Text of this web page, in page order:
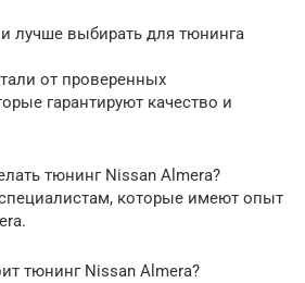
лучше выбирать для тюнинга
от проверенных
гарантируют качество и
тюнинг Nissan Almera?
которые имеют опыт
тюнинг Nissan Almera?